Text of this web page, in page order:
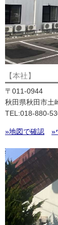
【本社】
〒011-0944
秋田県秋田市土
TEL:018-880-
»地図で確認 »